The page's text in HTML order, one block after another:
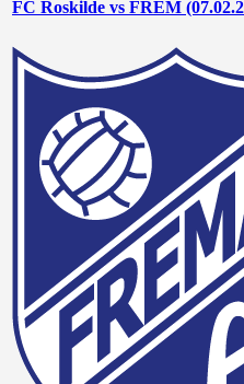
FC Roskilde vs FREM